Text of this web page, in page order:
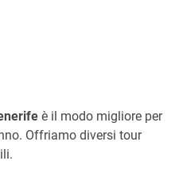
è il modo migliore per
Offriamo diversi tour